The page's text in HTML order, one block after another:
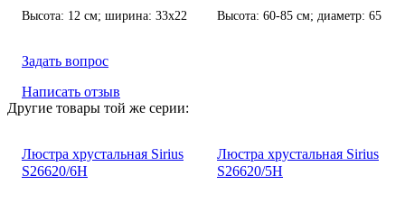
Высота: 12 см; ширина: 33х22
Вт(2700К - 6500K).
Высота: 60-85 см; диаметр: 65
Задать вопрос
Написать отзыв
Другие товары той же серии:
Люстра хрустальная Sirius
S26620/6Н
Люстра хрустальная Sirius
S26620/5Н